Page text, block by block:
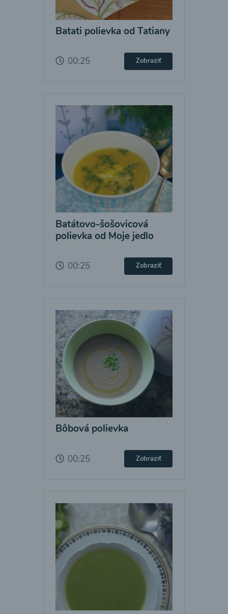
Batati polievka od Tatiany
00:25 Zobraziť
Batátovo-šošovicová
polievka od Moje jedlo
00:25 Zobraziť
Bôbová polievka
00:25 Zobraziť